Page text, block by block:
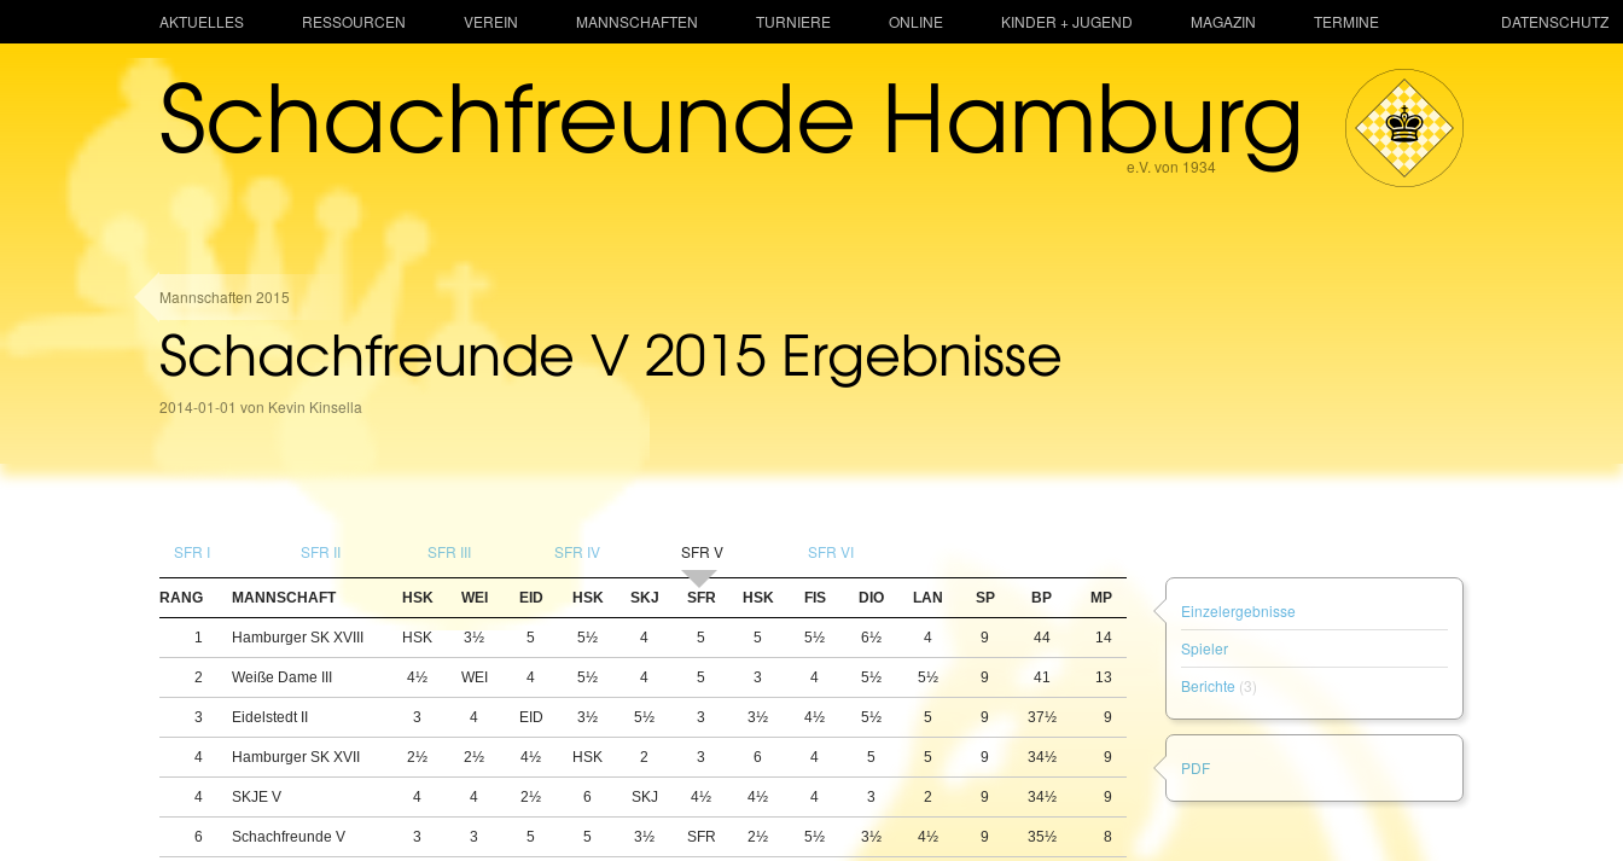
AKTUELLES RESSOURCEN VEREIN MANNSCHAFTEN TURNIERE ONLINE KINDER + JUGEND MAGAZIN TERMINE
Schachfreunde Hamburg
e.V. von 1934
Mannschaften 2015
Schachfreunde V 2015 Ergebnisse
2014-01-01 von Kevin Kinsella
SFR I SFR II SFR III SFR IV SFR V SFR VI
RANG MANNSCHAFT HSK WEI EID HSK SKJ SFR HSK FIS DIO LAN SP BP MP
1 Hamburger SK XVIII HSK 3½ 5 5½ 4 5 5 5½ 6½ 4 9 44 14
2 Weiße Dame III 4½ WEI 4 5½ 4 5 3 4 5½ 5½ 9 41 13
3 Eidelstedt II 3 4 EID 3½ 5½ 3 3½ 4½ 5½ 5 9 37½ 9
4 Hamburger SK XVII 2½ 2½ 4½ HSK 2 3 6 4 5 5 9 34½ 9
4 SKJE V 4 4 2½ 6 SKJ 4½ 4½ 4 3 2 9 34½ 9
6 Schachfreunde V 3 3 5 5 3½ SFR 2½ 5½ 3½ 4½ 9 35½ 8
Einzelergebnisse
Spieler
Berichte (3)
PDF
DATENSCHUTZ